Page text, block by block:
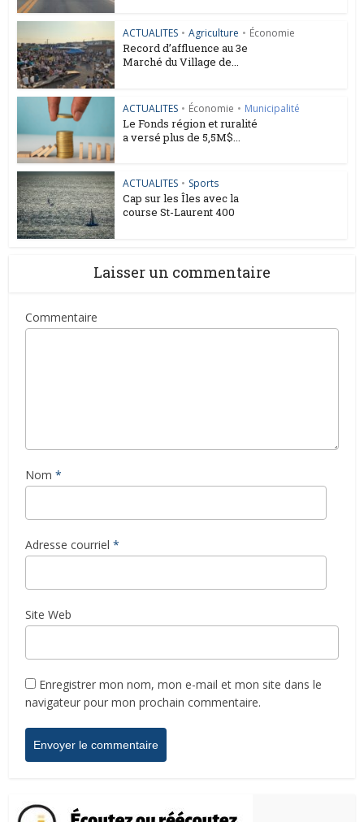
ACTUALITES • Agriculture • Économie
Record d’affluence au 3e
Marché du Village de...
ACTUALITES • Économie • Municipalité
Le Fonds région et ruralité
a versé plus de 5,5M$...
ACTUALITES • Sports
Cap sur les Îles avec la
course St-Laurent 400
Laisser un commentaire
Commentaire
Nom *
Adresse courriel *
Site Web
Enregistrer mon nom, mon e-mail et mon site dans le
navigateur pour mon prochain commentaire.